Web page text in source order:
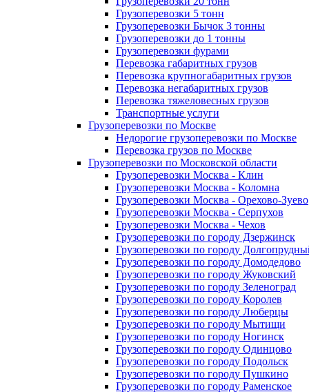
Грузоперевозки 5 тонн
Грузоперевозки Бычок 3 тонны
Грузоперевозки до 1 тонны
Грузоперевозки фурами
Перевозка габаритных грузов
Перевозка крупногабаритных грузов
Перевозка негабаритных грузов
Перевозка тяжеловесных грузов
Транспортные услуги
Грузоперевозки по Москве
Недорогие грузоперевозки по Москве
Перевозка грузов по Москве
Грузоперевозки по Московской области
Грузоперевозки Москва - Клин
Грузоперевозки Москва - Коломна
Грузоперевозки Москва - Орехово-Зуево
Грузоперевозки Москва - Серпухов
Грузоперевозки Москва - Чехов
Грузоперевозки по городу Дзержинск
Грузоперевозки по городу
Грузоперевозки по городу Домодедово
Грузоперевозки по городу Жуковский
Грузоперевозки по городу Зеленоград
Грузоперевозки по городу Королев
Грузоперевозки по городу Люберцы
Грузоперевозки по городу Мытищи
Грузоперевозки по городу Ногинск
Грузоперевозки по городу Одинцово
Грузоперевозки по городу Подольск
Грузоперевозки по городу Пушкино
Грузоперевозки по городу Раменское